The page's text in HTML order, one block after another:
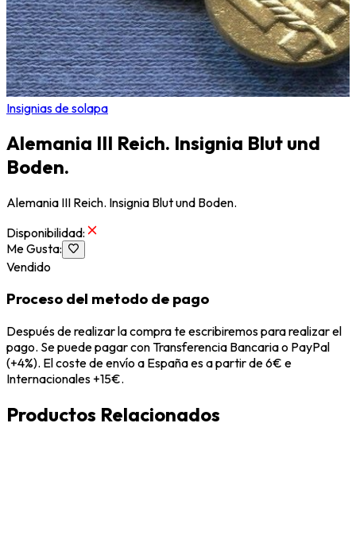
Insignias de solapa
Alemania III Reich. Insignia Blut und
Boden.
Alemania III Reich. Insignia Blut und Boden.
Disponibilidad:
Me Gusta:
Vendido
Proceso del metodo de pago
Después de realizar la compra te escribiremos para realizar el
pago. Se puede pagar con Transferencia Bancaria o PayPal
(+4%). El coste de envío a España es a partir de 6€ e
Internacionales +15€.
Productos Relacionados